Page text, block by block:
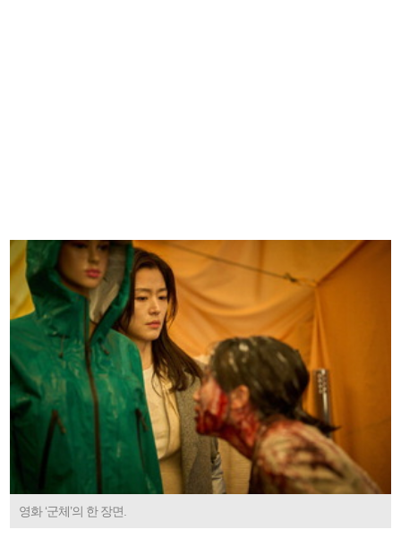
영화 ‘군체’의 한 장면.